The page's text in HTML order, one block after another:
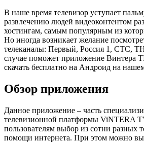
В наше время телевизор уступает
развлечению людей видеоконтентом
хостингам, самым популярным из
Но иногда возникает желание
телеканалы: Первый, Россия 1, СТС,
случае поможет приложение Винтера
скачать бесплатно на Андроид на
Обзор приложения
Данное приложение – часть
телевизионной платформы ViNTERA
пользователям выбор из сотни разных
помощи интернета. При этом можно